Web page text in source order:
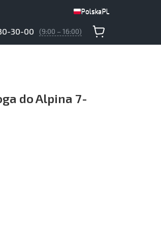
PolskaPL
30-00 (9:00 – 16:00)
PolskaPL
do Alpina 7-